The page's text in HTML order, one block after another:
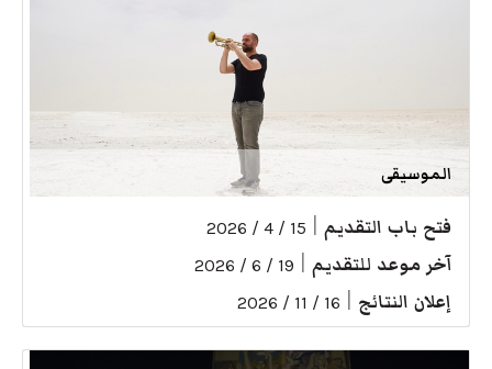
الموسيقى
فتح باب التقديم 15 / 4 / 2026
آخر موعد للتقديم 19 / 6 / 2026
إعلان النتائج 16 / 11 / 2026